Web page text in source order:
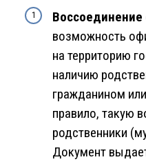
Воссоединение
возможность
на территорию
наличию
гражданином
правило, такую
родственники
Документ